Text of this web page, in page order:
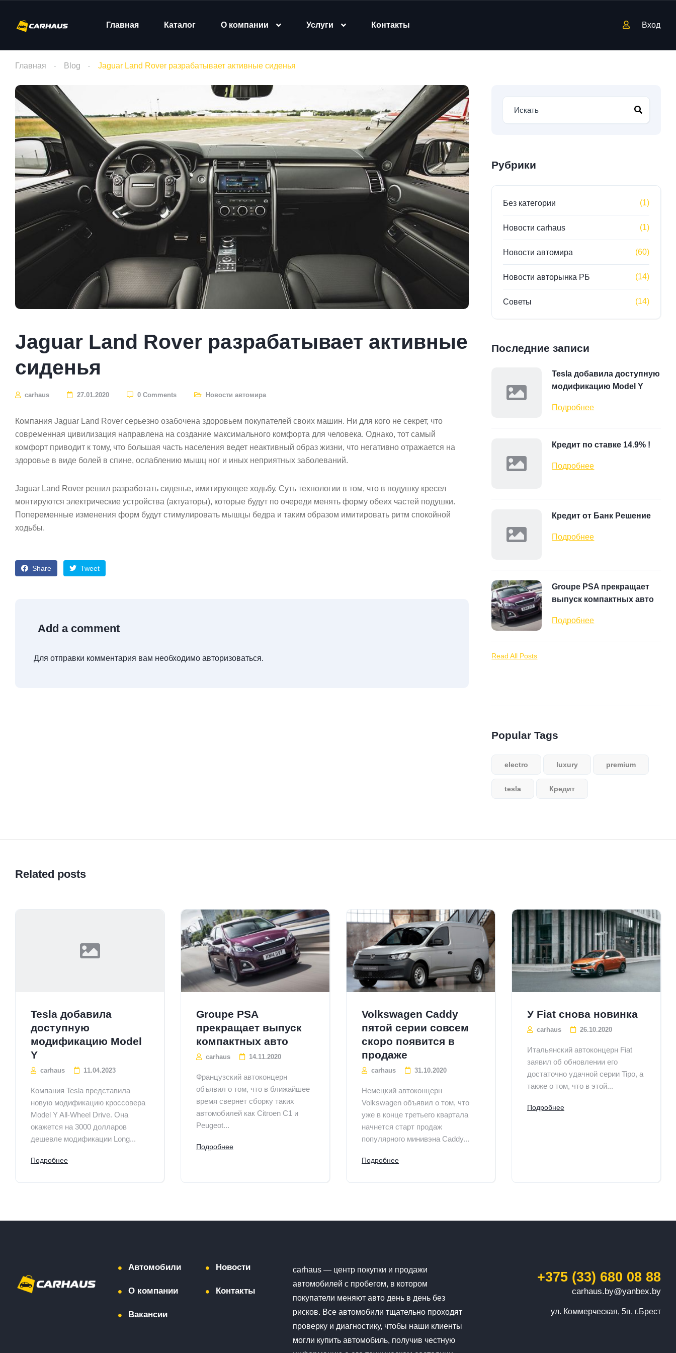
Главная Каталог О компании Услуги Контакты Вход
Главная Blog Jaguar Land Rover разрабатывает активные сиденья
Jaguar Land Rover разрабатывает активные
сиденья
carhaus 27.01.2020 0 Comments Новости автомира
Компания Jaguar Land Rover серьезно озабочена здоровьем покупателей своих машин. Ни для кого не секрет, что
современная цивилизация направлена на создание максимального комфорта для человека. Однако, тот самый
комфорт приводит к тому, что большая часть населения ведет неактивный образ жизни, что негативно отражается на
здоровье в виде болей в спине, ослаблению мышц ног и иных неприятных заболеваний.
Jaguar Land Rover решил разработать сиденье, имитирующее ходьбу. Суть технологии в том, что в подушку кресел
монтируются электрические устройства (актуаторы), которые будут по очереди менять форму обеих частей подушки.
Попеременные изменения форм будут стимулировать мышцы бедра и таким образом имитировать ритм спокойной
ходьбы.
Share Tweet
Add a comment
Для отправки комментария вам необходимо авторизоваться.
Рубрики
Без категории (1)
Новости carhaus (1)
Новости автомира (60)
Новости авторынка РБ (14)
Советы (14)
Последние записи
Tesla добавила доступную
модификацию Model Y
Подробнее
Кредит по ставке 14.9% !
Подробнее
Кредит от Банк Решение
Подробнее
Groupe PSA прекращает
выпуск компактных авто
Подробнее
Read All Posts
Popular Tags
electro luxury premium
tesla Кредит
Related posts
Tesla добавила
доступную
модификацию Model
Y
carhaus 11.04.2023
Компания Tesla представила
новую модификацию кроссовера
Model Y All-Wheel Drive. Она
окажется на 3000 долларов
дешевле модификации Long...
Подробнее
Groupe PSA
прекращает выпуск
компактных авто
carhaus 14.11.2020
Французский автоконцерн
объявил о том, что в ближайшее
время свернет сборку таких
автомобилей как Citroen C1 и
Peugeot...
Подробнее
Volkswagen Caddy
пятой серии совсем
скоро появится в
продаже
carhaus 31.10.2020
Немецкий автоконцерн
Volkswagen объявил о том, что
уже в конце третьего квартала
начнется старт продаж
популярного минивэна Caddy...
Подробнее
У Fiat снова новинка
carhaus 26.10.2020
Итальянский автоконцерн Fiat
заявил об обновлении его
достаточно удачной серии Tipo, а
также о том, что в этой...
Подробнее
Автомобили Новости
О компании Контакты
Вакансии
carhaus — центр покупки и продажи
автомобилей с пробегом, в котором
покупатели меняют авто день в день без
рисков. Все автомобили тщательно проходят
проверку и диагностику, чтобы наши клиенты
могли купить автомобиль, получив честную
+375 (33) 680 08 88
carhaus.by@yanbex.by
ул. Коммерческая, 5в, г.Брест